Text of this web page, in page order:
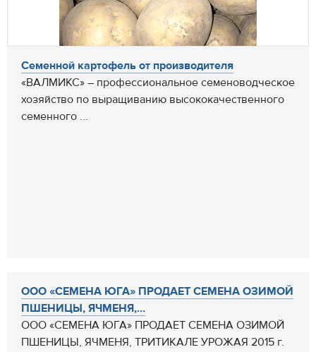
Семенной картофель от производителя
«ВАЛМИКС» – профессиональное семеноводческое
хозяйство по выращиванию высококачественного
семенного ...
ООО «СЕМЕНА ЮГА» ПРОДАЕТ СЕМЕНА ОЗИМОЙ
ПШЕНИЦЫ, ЯЧМЕНЯ,...
ООО «СЕМЕНА ЮГА» ПРОДАЕТ СЕМЕНА ОЗИМОЙ
ПШЕНИЦЫ, ЯЧМЕНЯ, ТРИТИКАЛЕ УРОЖАЯ 2015 г.